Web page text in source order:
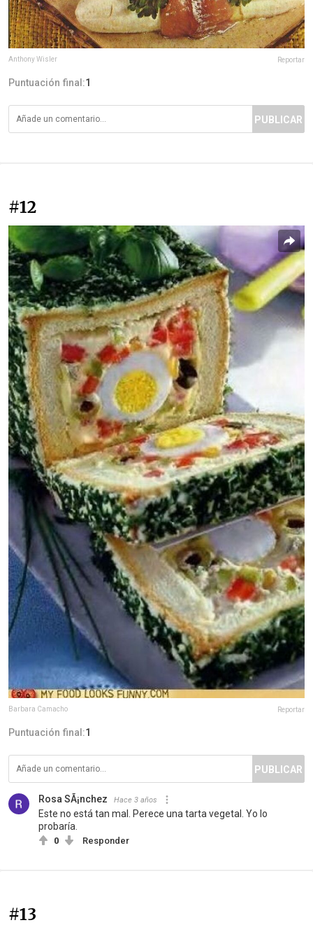
Anthony Wisler Reportar
Puntuación final:1
PUBLICAR
#12
Barbara Camacho Reportar
Puntuación final:1
PUBLICAR
Rosa SÃ¡nchez Hace 3 años
Este no está tan mal. Perece una tarta vegetal. Yo lo
probaría.
0 Responder
#13